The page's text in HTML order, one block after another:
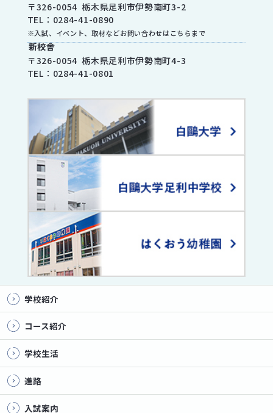
〒326-0054 栃木県足利市伊勢南町3-2
TEL： 0284-41-0890
※入試、イベント、取材などお問い合わせはこちらまで
新校舎
〒326-0054 栃木県足利市伊勢南町4-3
TEL： 0284-41-0801
学校紹介
コース紹介
学校生活
進路
入試案内